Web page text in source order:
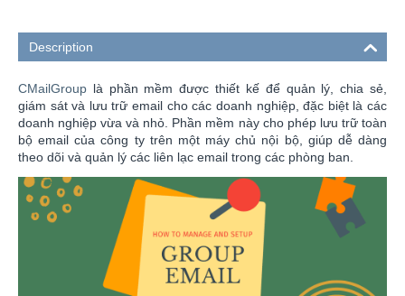
Description
CMailGroup là phần mềm được thiết kế để quản lý, chia sẻ,
giám sát và lưu trữ email cho các doanh nghiệp, đặc biệt là các
doanh nghiệp vừa và nhỏ. Phần mềm này cho phép lưu trữ toàn
bộ email của công ty trên một máy chủ nội bộ, giúp dễ dàng
theo dõi và quản lý các liên lạc email trong các phòng ban.